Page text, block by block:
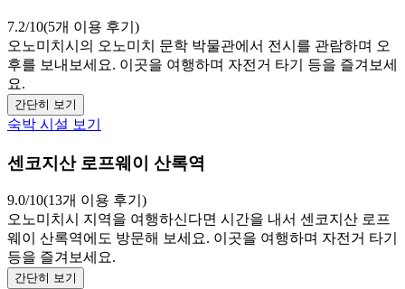
7.2/10(5개 이용 후기)
오노미치시의 오노미치 문학 박물관에서 전시를 관람하며 오
후를 보내보세요. 이곳을 여행하며 자전거 타기 등을 즐겨보세
요.
간단히 보기
숙박 시설 보기
센코지산 로프웨이 산록역
9.0/10(13개 이용 후기)
오노미치시 지역을 여행하신다면 시간을 내서 센코지산 로프
웨이 산록역에도 방문해 보세요. 이곳을 여행하며 자전거 타기
등을 즐겨보세요.
간단히 보기